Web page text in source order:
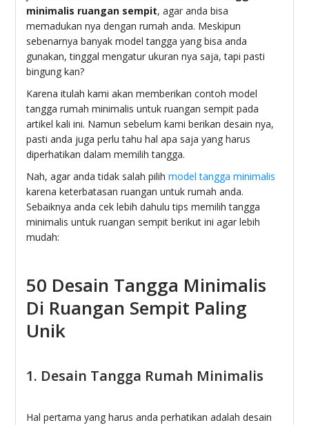
minimalis ruangan sempit, agar anda bisa
memadukan nya dengan rumah anda. Meskipun
sebenarnya banyak model tangga yang bisa anda
gunakan, tinggal mengatur ukuran nya saja, tapi pasti
bingung kan?
Karena itulah kami akan memberikan contoh model
tangga rumah minimalis untuk ruangan sempit pada
artikel kali ini. Namun sebelum kami berikan desain nya,
pasti anda juga perlu tahu hal apa saja yang harus
diperhatikan dalam memilih tangga.
Nah, agar anda tidak salah pilihmodel tangga minimalis
karena keterbatasan ruangan untuk rumah anda.
Sebaiknya anda cek lebih dahulu tips memilih tangga
minimalis untuk ruangan sempit berikut ini agar lebih
mudah:
50 Desain Tangga Minimalis
Di Ruangan Sempit Paling
Unik
1. Desain Tangga Rumah Minimalis
Hal pertama yang harus anda perhatikan adalah desain